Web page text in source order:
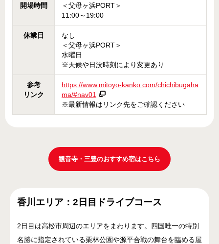
開場時間
＜父母ヶ浜PORT＞
11:00～19:00
休業日
なし
＜父母ヶ浜PORT＞
水曜日
※天候や日没時刻により変更あり
参考
リンク
https://www.mitoyo-kanko.com/chichibugaha
ma/#nav01
※最新情報はリンク先をご確認ください
観音寺・三豊のおすすめ宿はこちら
香川エリア：2日目ドライブコース
2日目は高松市周辺のエリアをまわります。四国唯一の特別
名勝に指定されている栗林公園や源平合戦の舞台を臨める屋